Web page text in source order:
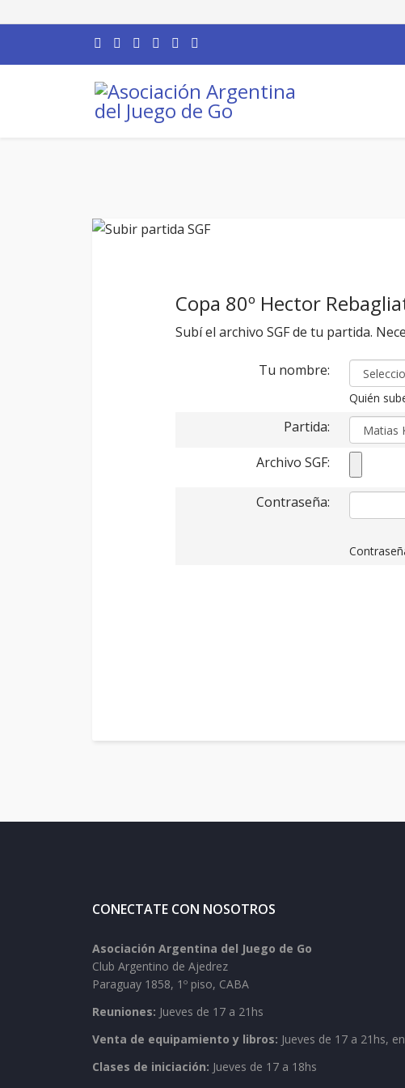
Copa 80º Hector
Subí el archivo SGF de tu partida.
Tu nombre:
Quién
Partida:
Archivo SGF:
Contraseña:
CONECTATE CON NOSOTROS
Asociación Argentina del Juego de Go
Club Argentino de Ajedrez
Paraguay 1858, 1º piso, CABA
Reuniones: Jueves de 17 a 21hs
Venta de equipamiento y libros: Jueves de 17 a 21hs,
Clases de iniciación: Jueves de 17 a 18hs